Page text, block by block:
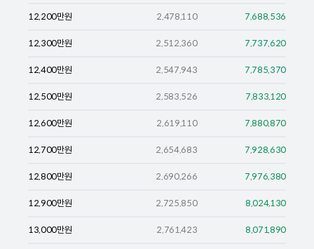
12,200만원 2,478,110 7,688,536
12,300만원 2,512,360 7,737,620
12,400만원 2,547,943 7,785,370
12,500만원 2,583,526 7,833,120
12,600만원 2,619,110 7,880,870
12,700만원 2,654,683 7,928,630
12,800만원 2,690,266 7,976,380
12,900만원 2,725,850 8,024,130
13,000만원 2,761,423 8,071,890